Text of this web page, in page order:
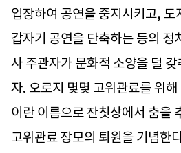
입장하여 공연을 중지시키고, 도
갑자기 공연을 단축하는 등의 정
사 주관자가 문화적 소양을 덜
자. 오로지 몇몇 고위관료를 위
이란 이름으로 잔칫상에서 춤을
고위관료 장모의 퇴원을 기념한